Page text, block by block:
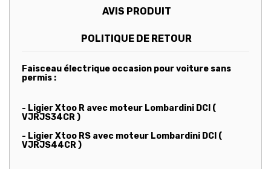
AVIS PRODUIT
POLITIQUE DE RETOUR
Faisceau électrique occasion pour voiture sans
permis :
- Ligier Xtoo R avec moteur Lombardini DCI (
VJRJS34CR )
- Ligier Xtoo RS avec moteur Lombardini DCI (
VJRJS44CR )